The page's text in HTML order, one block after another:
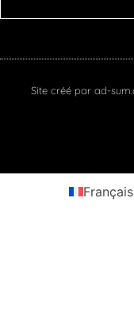
Site créé par ad-
Français